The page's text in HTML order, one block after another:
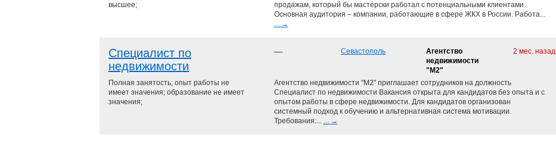
высшее;
продажам, который бы мастерски работал с потенциальными клиентами.
Основная аудитория – компании, работающие в сфере ЖКХ в России. Работа...
... →
Специалист по
недвижимости
— Севастополь
Агентство
недвижимости
"М2"
2 мес. назад
Полная занятость; опыт работы не
имеет значения; образование не имеет
значения;
Агентство недвижимости "М2" приглашает сотрудников на должность
Специалист по недвижимости Вакансия открыта для кандидатов без опыта и с
опытом работы в сфере недвижимости. Для кандидатов организован
системный подход к обучению и альтернативная система мотивации.
Требования:... ... →